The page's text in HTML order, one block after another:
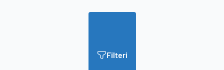
Filteri